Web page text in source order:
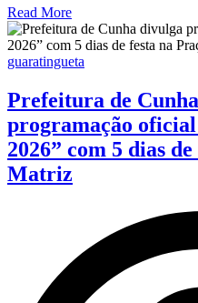
Read More
guaratingueta
Prefeitura de
programação
2026” com 5 dias
Matriz